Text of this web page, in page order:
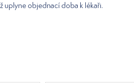
uplyne objednací doba k lékaři.